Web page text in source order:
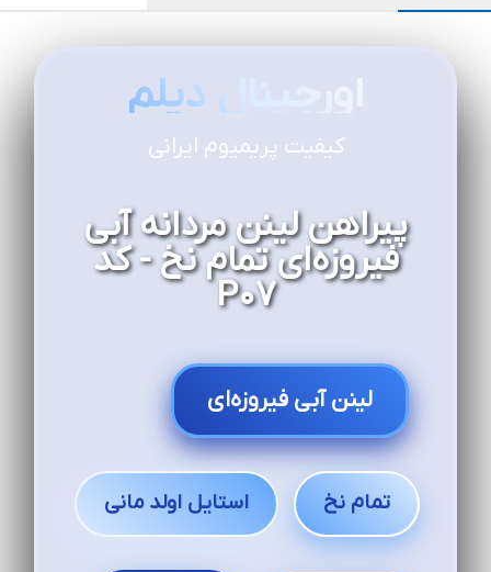
اورجینال دیلم
کیفیت پریمیوم ایرانی
پیراهن لینن مردانه آبی
فیروزه‌ای تمام نخ - کد
P07
لینن آبی فیروزه‌ای
تمام نخ استایل اولد مانی